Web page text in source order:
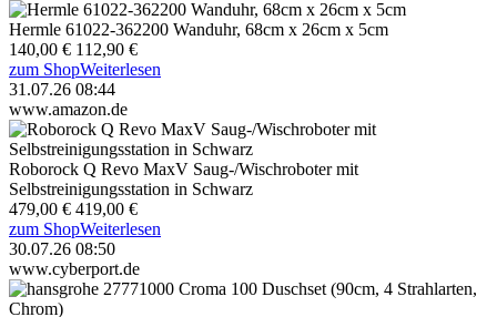
Hermle 61022-362200 Wanduhr, 68cm x 26cm x 5cm
140,00 € 112,90 €
zum ShopWeiterlesen
31.07.26 08:44
www.amazon.de
Roborock Q Revo MaxV Saug-/Wischroboter mit
Selbstreinigungsstation in Schwarz
479,00 € 419,00 €
zum ShopWeiterlesen
30.07.26 08:50
www.cyberport.de